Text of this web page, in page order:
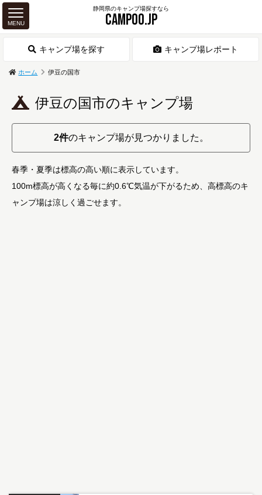
静岡県のキャンプ場探すなら
CAMPOO.JP
MENU
キャンプ場を探す キャンプ場レポート
ホーム 伊豆の国市
伊豆の国市のキャンプ場
2件のキャンプ場が見つかりました。
春季・夏季は標高の高い順に表示しています。
100m標高が高くなる毎に約0.6℃気温が下がるため、高標高のキ
ャンプ場は涼しく過ごせます。